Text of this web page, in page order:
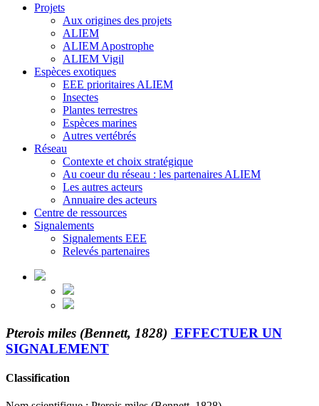
Projets
Aux origines des projets
ALIEM
ALIEM Apostrophe
ALIEM Vigil
Espèces exotiques
EEE prioritaires ALIEM
Insectes
Plantes terrestres
Espèces marines
Autres vertébrés
Réseau
Contexte et choix stratégique
Au coeur du réseau : les partenaires ALIEM
Les autres acteurs
Annuaire des acteurs
Centre de ressources
Signalements
Signalements EEE
Relevés partenaires
Pterois miles (Bennett, 1828) EFFECTUER UN
SIGNALEMENT
Classification